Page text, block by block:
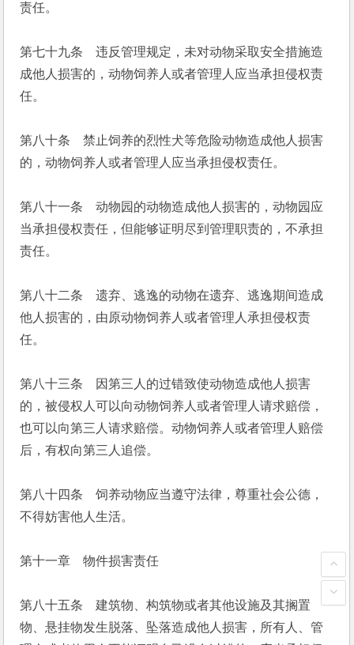
责任。
第七十九条　违反管理规定，未对动物采取安全措施造
成他人损害的，动物饲养人或者管理人应当承担侵权责
任。
第八十条　禁止饲养的烈性犬等危险动物造成他人损害
的，动物饲养人或者管理人应当承担侵权责任。
第八十一条　动物园的动物造成他人损害的，动物园应
当承担侵权责任，但能够证明尽到管理职责的，不承担
责任。
第八十二条　遗弃、逃逸的动物在遗弃、逃逸期间造成
他人损害的，由原动物饲养人或者管理人承担侵权责
任。
第八十三条　因第三人的过错致使动物造成他人损害
的，被侵权人可以向动物饲养人或者管理人请求赔偿，
也可以向第三人请求赔偿。动物饲养人或者管理人赔偿
后，有权向第三人追偿。
第八十四条　饲养动物应当遵守法律，尊重社会公德，
不得妨害他人生活。
第十一章　物件损害责任
第八十五条　建筑物、构筑物或者其他设施及其搁置
物、悬挂物发生脱落、坠落造成他人损害，所有人、管